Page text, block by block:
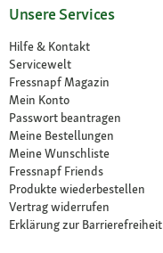
Unsere Services
Hilfe & Kontakt
Servicewelt
Fressnapf Magazin
Mein Konto
Passwort beantragen
Meine Bestellungen
Meine Wunschliste
Fressnapf Friends
Produkte wiederbestellen
Vertrag widerrufen
Erklärung zur Barrierefreiheit